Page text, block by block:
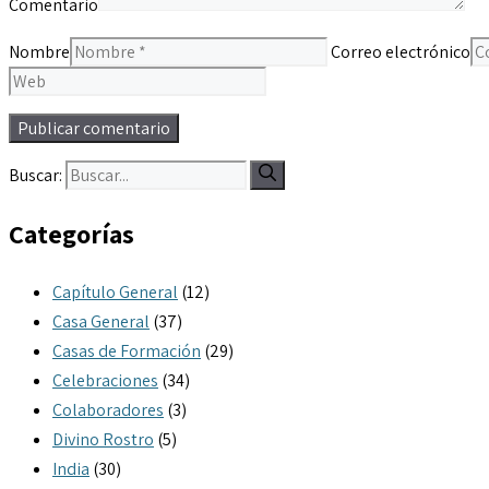
Comentario
Nombre Correo electrónico
Buscar:
Categorías
Capítulo General (12)
Casa General (37)
Casas de Formación (29)
Celebraciones (34)
Colaboradores (3)
Divino Rostro (5)
India (30)